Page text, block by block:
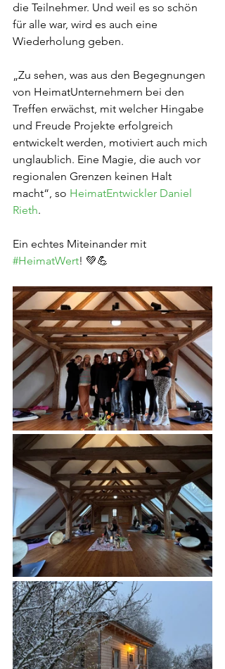
die Teilnehmer. Und weil es so schön
für alle war, wird es auch eine
Wiederholung geben.
„Zu sehen, was aus den Begegnungen
von HeimatUnternehmern bei den
Treffen erwächst, mit welcher Hingabe
und Freude Projekte erfolgreich
entwickelt werden, motiviert auch mich
unglaublich. Eine Magie, die auch vor
regionalen Grenzen keinen Halt
macht“, so HeimatEntwickler Daniel
Rieth.
Ein echtes Miteinander mit
#HeimatWert! 💚💪